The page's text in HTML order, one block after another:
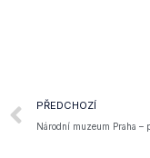
PŘEDCHOZÍ